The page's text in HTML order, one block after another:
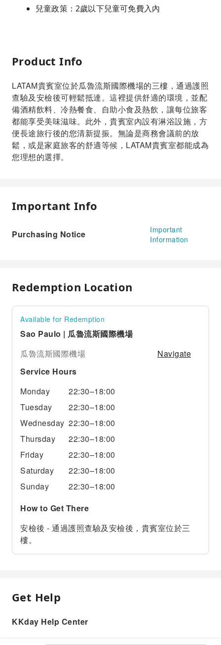
兒童政策：2歲以下兒童可免費入內
Product Info
LATAM貴賓室位於瓜魯流斯國際機場的三樓，通過護照
查驗及安檢後可輕鬆抵達。這裡提供舒適的環境，並配
備酒精飲料、冷熱餐食、自助小食及熱飲，讓每位旅客
都能享受美味滋味。此外，貴賓室內設有淋浴設施，方
便長途旅行後的您清新提振。無論是商務會議前的放
鬆，或是家庭旅客的舒適等候，LATAM貴賓室都能成為
您理想的選擇。
Important Info
Purchasing Notice
Important
Information
Redemption Location
Available for Redemption
Sao Paulo | 瓜魯流斯國際機場
瓜魯流斯國際機場
Navigate
Service Hours
Monday
22:30–18:00
Tuesday
22:30–18:00
Wednesday 22:30–18:00
Thursday
22:30–18:00
Friday
22:30–18:00
Saturday
22:30–18:00
Sunday
22:30–18:00
How to Get There
安檢後 - 通過護照查驗及安檢後，貴賓室位於三
樓。
Get Help
KKday Help Center